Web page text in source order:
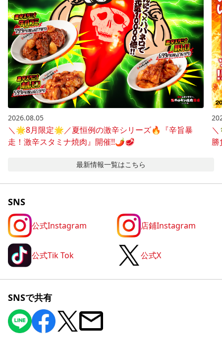
2026.08.05
＼🌟8月限定🌟／夏恒例の激辛シリーズ🔥『辛旨暴
走！激辛スタミナ焼肉』開催!!🌶️🥩
最新情報一覧はこちら
SNS
公式Instagram 店鋪Instagram
公式Tik Tok 公式X
SNSで共有